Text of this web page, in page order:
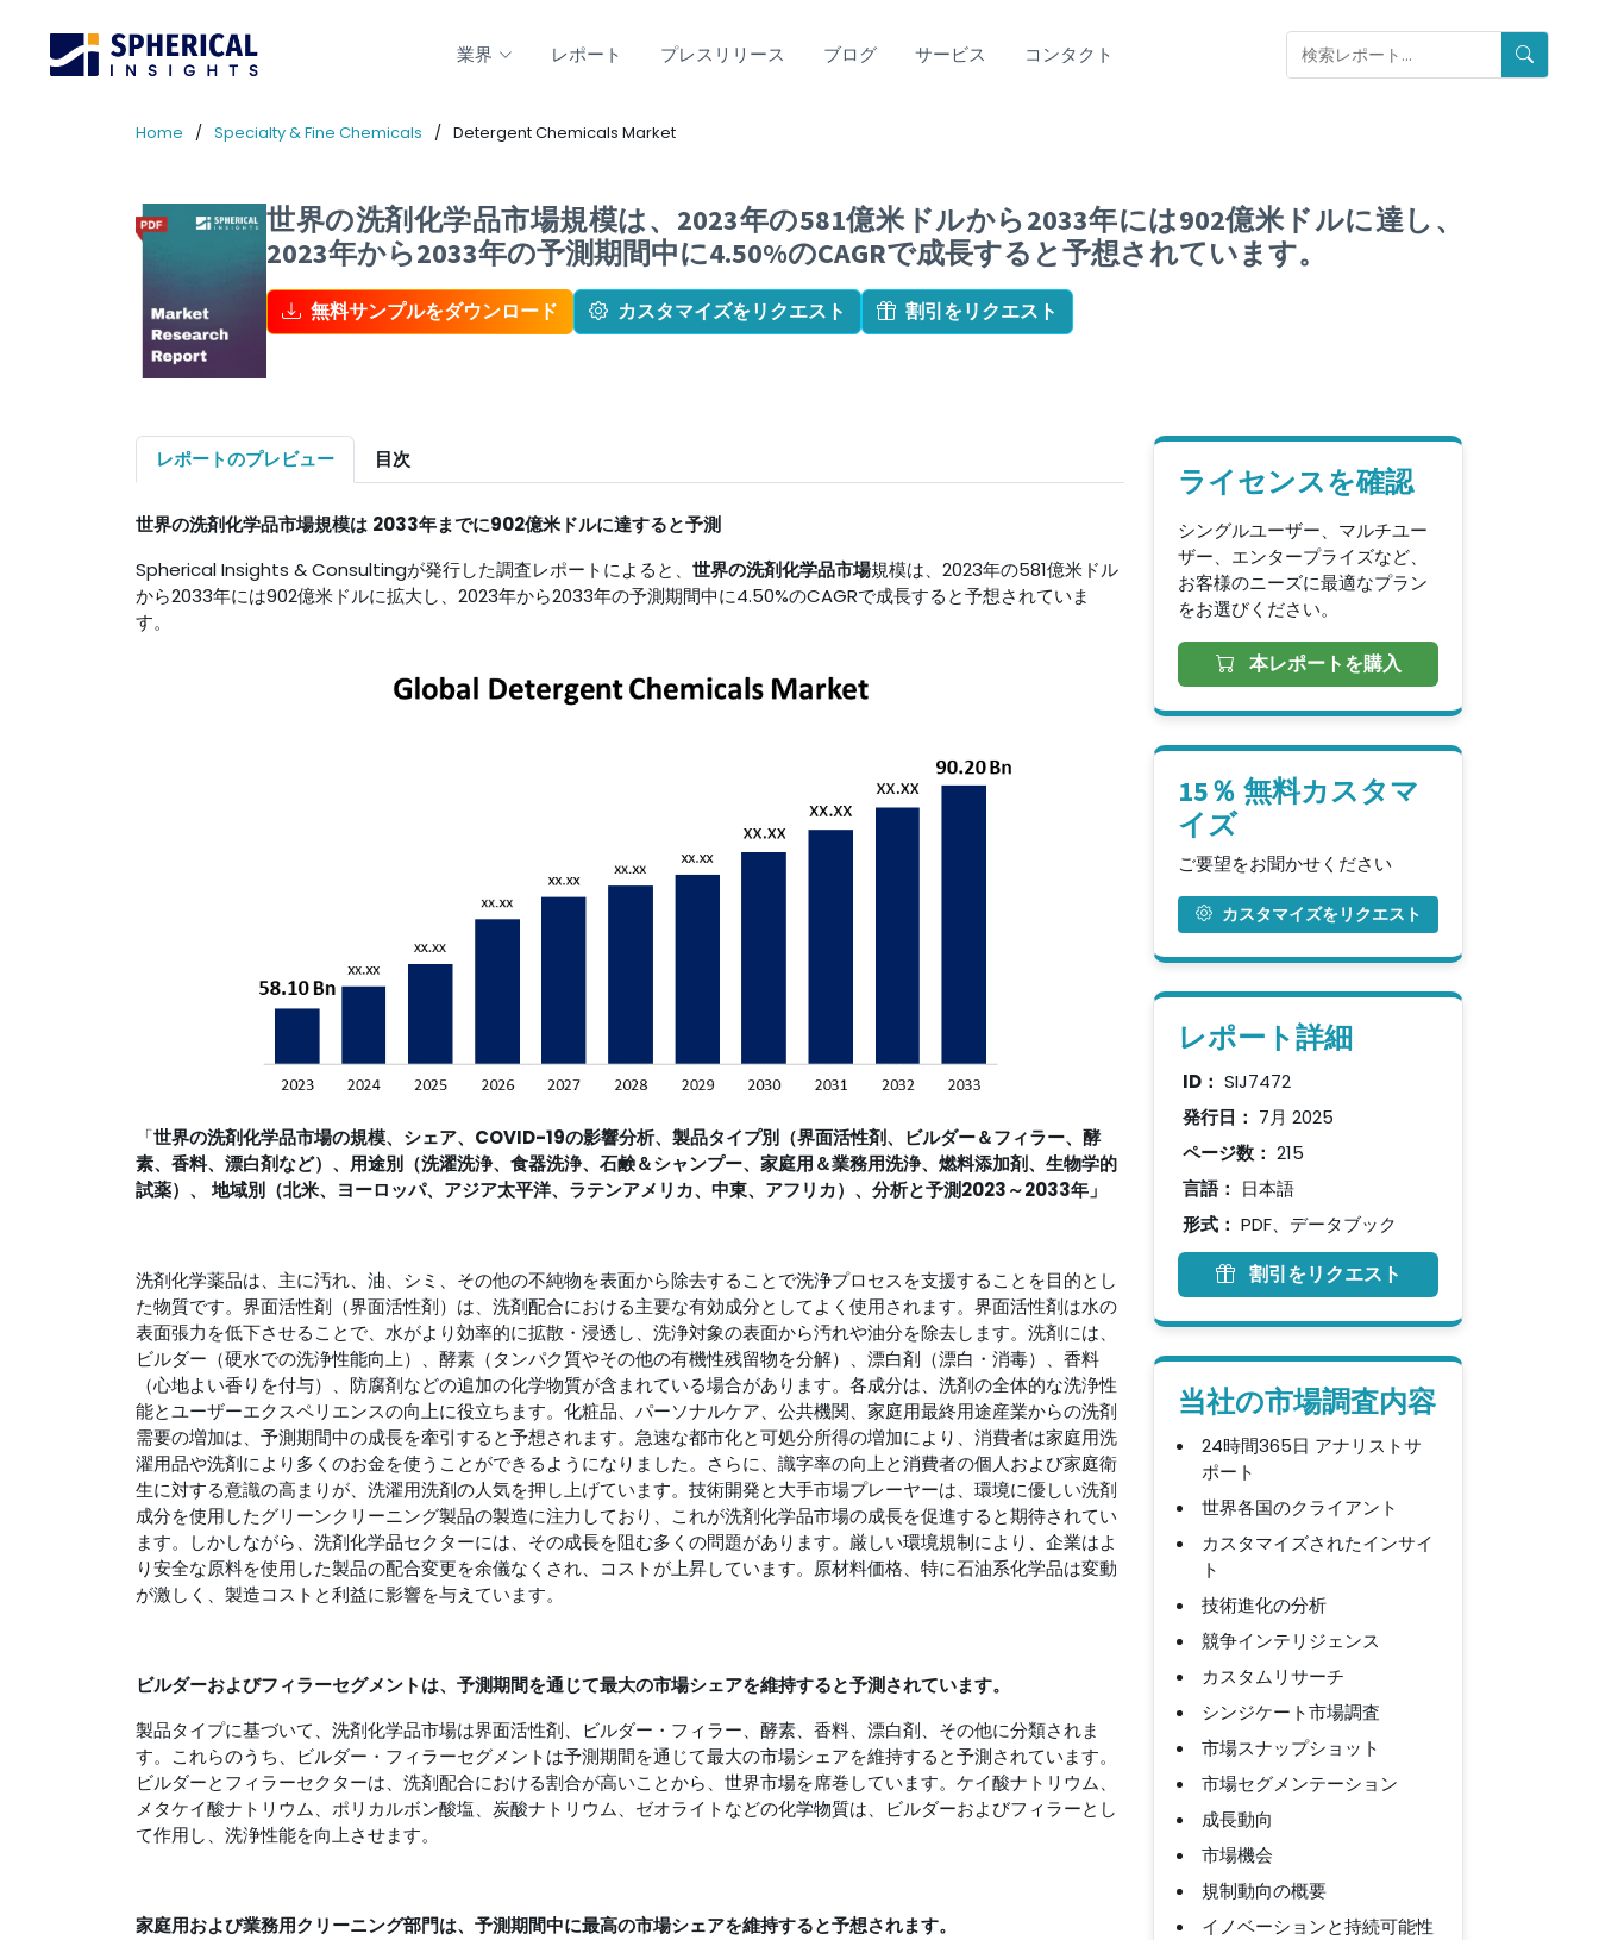
業界 レポート プレスリリース ブログ サービス コンタクト
Home Specialty & Fine Chemicals Detergent Chemicals Market
世界の洗剤化学品市場規模は、2023年の581億米ドルから2033年には902億米ドルに達し、
2023年から2033年の予測期間中に4.50%のCAGRで成長すると予想されています。
無料サンプルをダウンロード カスタマイズをリクエスト 割引をリクエスト
レポートのプレビュー 目次
世界の洗剤化学品市場規模は 2033年までに902億米ドルに達すると予測
Spherical Insights & Consultingが発行した調査レポートによると、 世界の洗剤化学品市場規模は、2023年の581億米ドル
から2033年には902億米ドルに拡大し、2023年から2033年の予測期間中に4.50%のCAGRで成長すると予想されていま
す。
「世界の洗剤化学品市場の規模、シェア、COVID-19の影響分析、 製品タイプ別（界面活性剤、ビルダー＆フィラー、酵
素、香料、 漂白剤など）、 用途別（洗濯洗浄、食器洗浄、石鹸＆シャンプー、 家庭用＆業務用洗浄、燃料添加剤、生物学的
試薬）、
地域別 （北米、ヨーロッパ、アジア太平洋、ラテンアメリカ、中東、アフリカ）、分析と予測2023～2033年」
洗剤化学薬品は、主に汚れ、油、シミ、その他の不純物を表面から除去することで洗浄プロセスを支援することを目的とし
た物質です。界面活性剤（界面活性剤）は、洗剤配合における主要な有効成分としてよく使用されます。界面活性剤は水の
表面張力を低下させることで、水がより効率的に拡散・浸透し、洗浄対象の表面から汚れや油分を除去します。洗剤には、
ビルダー（硬水での洗浄性能向上）、酵素（タンパク質やその他の有機性残留物を分解）、漂白剤（漂白・消毒）、香料
（心地よい香りを付与）、防腐剤などの追加の化学物質が含まれている場合があります。各成分は、洗剤の全体的な洗浄性
能とユーザーエクスペリエンスの向上に役立ちます。化粧品、パーソナルケア、公共機関、家庭用最終用途産業からの洗剤
需要の増加は、予測期間中の成長を牽引すると予想されます。急速な都市化と可処分所得の増加により、消費者は家庭用洗
濯用品や洗剤により多くのお金を使うことができるようになりました。さらに、識字率の向上と消費者の個人および家庭衛
生に対する意識の高まりが、洗濯用洗剤の人気を押し上げています。技術開発と大手市場プレーヤーは、環境に優しい洗剤
成分を使用したグリーンクリーニング製品の製造に注力しており、これが洗剤化学品市場の成長を促進すると期待されてい
ます。しかしながら、洗剤化学品セクターには、その成長を阻む多くの問題があります。厳しい環境規制により、企業はよ
り安全な原料を使用した製品の配合変更を余儀なくされ、コストが上昇しています。原材料価格、特に石油系化学品は変動
が激しく、製造コストと利益に影響を与えています。
ビルダーおよびフィラーセグメントは、予測期間を通じて最大の市場シェアを維持すると予測されています。
製品タイプに基づいて、洗剤化学品市場は界面活性剤、ビルダー・フィラー、酵素、香料、漂白剤、その他に分類されま
す。これらのうち、ビルダー・フィラーセグメントは予測期間を通じて最大の市場シェアを維持すると予測されています。
ビルダーとフィラーセクターは、洗剤配合における割合が高いことから、世界市場を席巻しています。ケイ酸ナトリウム、
メタケイ酸ナトリウム、ポリカルボン酸塩、炭酸ナトリウム、ゼオライトなどの化学物質は、ビルダーおよびフィラーとし
て作用し、洗浄性能を向上させます。
家庭用および業務用クリーニング部門は、予測期間中に最高の市場シェアを維持すると予想されます。
ライセンスを確認
シングルユーザー、マルチユー
ザー、エンタープライズなど、
お客様のニーズに最適なプラン
をお選びください。
本レポートを購入
15％ 無料カスタマ
イズ
ご要望をお聞かせください
カスタマイズをリクエスト
レポート詳細
ID： SIJ7472
発行日： 7月 2025
ページ数： 215
言語： 日本語
形式： PDF、データブック
割引をリクエスト
当社の市場調査内容
24時間365日 アナリストサ
ポート
世界各国のクライアント
カスタマイズされたインサイ
ト
技術進化の分析
競争インテリジェンス
カスタムリサーチ
シンジケート市場調査
市場スナップショット
市場セグメンテーション
成長動向
市場機会
規制動向の概要
イノベーションと持続可能性